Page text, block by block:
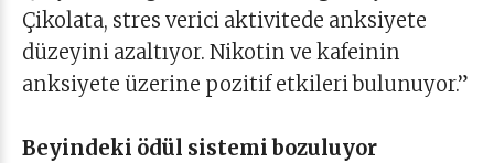
Çikolata, stres verici aktivitede anksiyete
düzeyini azaltıyor. Nikotin ve kafeinin
anksiyete üzerine pozitif etkileri bulunuyor.”
Beyindeki ödül sistemi bozuluyor